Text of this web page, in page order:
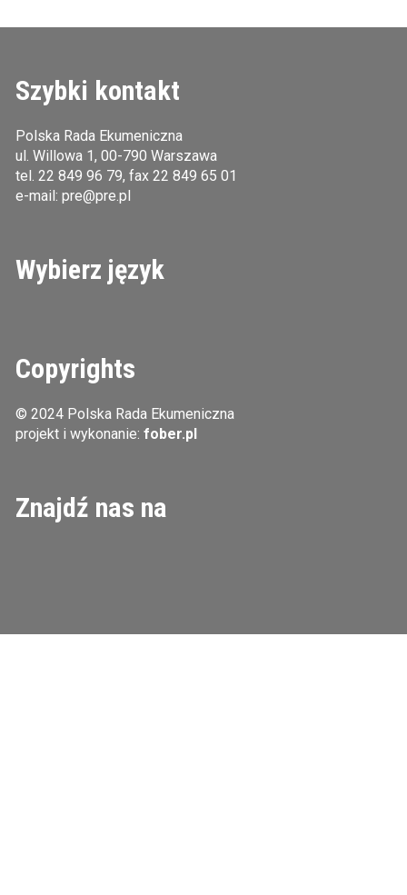
Szybki kontakt
Polska Rada Ekumeniczna
ul. Willowa 1, 00-790 Warszawa
tel. 22 849 96 79, fax 22 849 65 01
e-mail: pre@pre.pl
Wybierz język
Copyrights
© 2024 Polska Rada Ekumeniczna
projekt i wykonanie: fober.pl
Znajdź nas na